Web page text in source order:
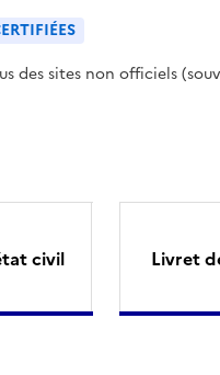
des sites non officiels
civil Livret